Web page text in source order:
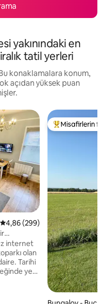
yakınındaki en
tatil yerleri
konaklamalara konum,
açıdan yüksek puan
5 üzerinden ortalama 4,86
4,86 (299)
internet
olan
Tarihi
yer
Misafirlerin
Misafirlerin